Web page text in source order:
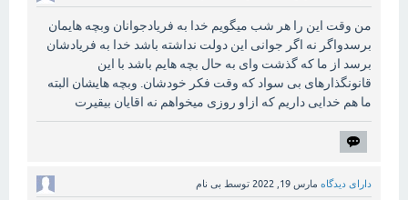
من وقت این را هر شب میگویم خدا به فریادجوانان وبچه هایمان
برسدواگر نه اگر جوانی این دولت نداشته باشد خدا به فریادشان
برسد از ما که گذشت وای به حال بچه هایم باشد با این
قانونگذارهای بی سواد که وقت فکر خودشان. وبچه هایشان البته
ما هم خدایی داریم که ازاو روزی میخواهم نه اقایان بیقیرت
دارای دیدگاه مارس 19, 2022 توسط بی نام